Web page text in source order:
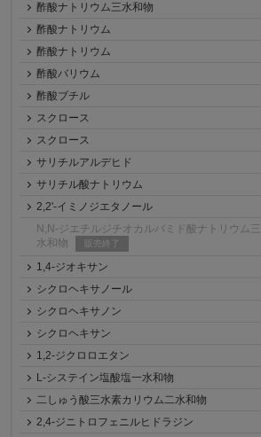
酢酸ナトリウム三水和物
酢酸ナトリウム
酢酸ナトリウム
酢酸バリウム
酢酸ブチル
スクロース
スクロース
サリチルアルデヒド
サリチル酸ナトリウム
2,2'-イミノジエタノール
N,N-ジエチルジチオカルバミド酸ナトリウム三
水和物
販売終了
1,4-ジオキサン
シクロヘキサノール
シクロヘキサノン
シクロヘキサン
1,2-ジクロロエタン
L-システイン塩酸塩一水和物
二しゅう酸三水素カリウム二水和物
2,4-ジニトロフェニルヒドラジン